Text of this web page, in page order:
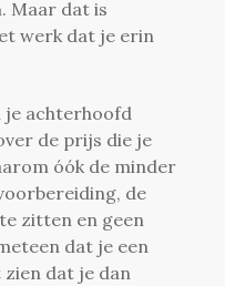
Maar dat is
werk dat je erin
je achterhoofd
de prijs die je
óók de minder
de
zitten en geen
dat je een
dat je dan